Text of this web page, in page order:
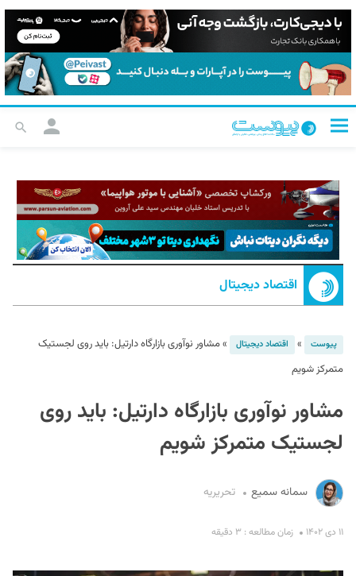
اقتصاد دیجیتال
پیوست » اقتصاد دیجیتال »مشاور نوآوری بازارگاه دارتیل: باید روی لجستیک
متمرکز شویم
مشاور نوآوری بازارگاه دارتیل: باید روی
لجستیک متمرکز شویم
سمانه سمیع تحریریه
۱۱ دی ۱۴۰۲ زمان مطالعه : ۳ دقیقه